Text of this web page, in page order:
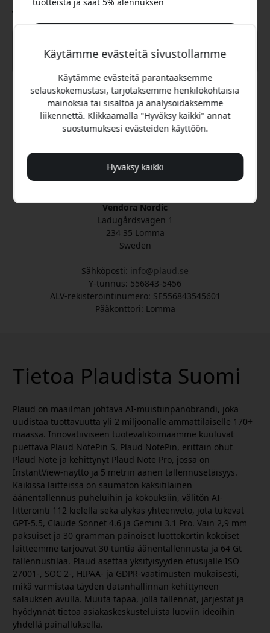
Viestisi
Lähetä
Virallinen Plaud Suomi:ssa
Vendora Nordicin operoima ja hallinnoima
Plaud:n virallinen jakelija
Vendora Nordic
Ladugårdsvägen 1
234 35 Lomma
Sweden
Sähköposti: info@plaud.se
Y-tunnus: 556843-5456
ALV-rekisteröintinumero: SE556843545601
Pääkonttori: Lomma
Tietoa Plaudista Suomi
Plaud on maailman johtava AI-muistiinpanobrändi, joka
uudistaa tuottavuutta yli 2 miljoonalle ammattilaiselle 170+
maassa. Innovatiiviseen tuotevalikoimaamme kuuluvat
puettava Plaud NotePin S, Plaud NotePin, erittäin ohut
Plaud Note ja kehittynyt Plaud Note Pro, jossa on
InstantView-näyttö ja 5 metrin äänen tallennusetäisyys.
Kaikissa laitteissa on saumaton kaksitilainen
äänentallennus puheluihin ja kokouksiin, välitön AI-
litterointi 112 kielellä sekä älykäs yhteenveto, jota tukevat
GPT-5.5, Claude Sonnet 4.6 ja Gemini 3.1 Pro. Vain 2,9 mm
paksuiset ja 30 gramman painoiset luottokortin kokoiset
laitteemme tarjoavat 30 tuntia äänentallennusta ja 64 Gt
tallennustilaa. Plaud asettaa yksityisyyden etusijalle ISO
27001-, SOC 2-, HIPAA- ja GDPR-vaatimusten mukaisesti,
mikä varmistaa täyden datanhallinnan kehittyneen
salauksen avulla. Muuta tapaa, jolla tallennat, järjestät ja
hyödynnät tietoa asiakaskeskusteluista luoviin ideoihin
yhdellä painalluksella.
Käytämme evästeitä sivustollamme
Käytämme evästeitä parantaaksemme
selauskokemustasi, tarjotaksemme henkilökohtaisia
mainoksia tai sisältöä ja analysoidaksemme
liikennettä. Klikkaamalla "Hyväksy kaikki" annat
suostumuksesi evästeiden käyttöön.
Hyväksy kaikki
Kyllä, haluan 5% alennuksen
Emme koskaan spämmää sinua. Rekisteröitymällä
hyväksyt satunnaiset markkinointisähköpostit, opastavat
sarjat ja erikoistarjoukset.